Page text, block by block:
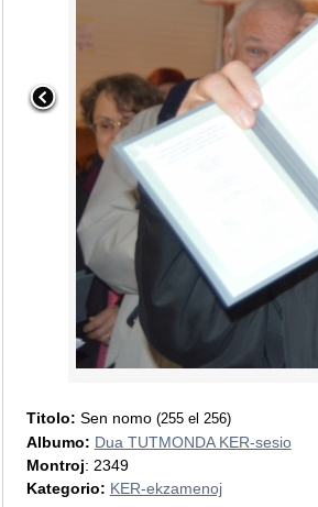
Titolo: Sen nomo (255 el 256)
Albumo: Dua TUTMONDA KER-sesio
Montroj: 2349
Kategorio: KER-ekzamenoj